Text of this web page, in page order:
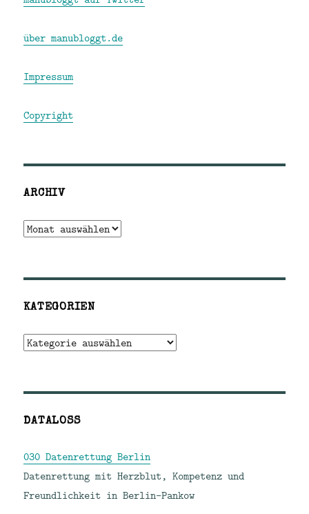
über manubloggt.de
Impressum
Copyright
ARCHIV
Archiv
KATEGORIEN
Kategorien
DATALOSS
030 Datenrettung Berlin
Datenrettung mit Herzblut, Kompetenz und
Freundlichkeit in Berlin-Pankow